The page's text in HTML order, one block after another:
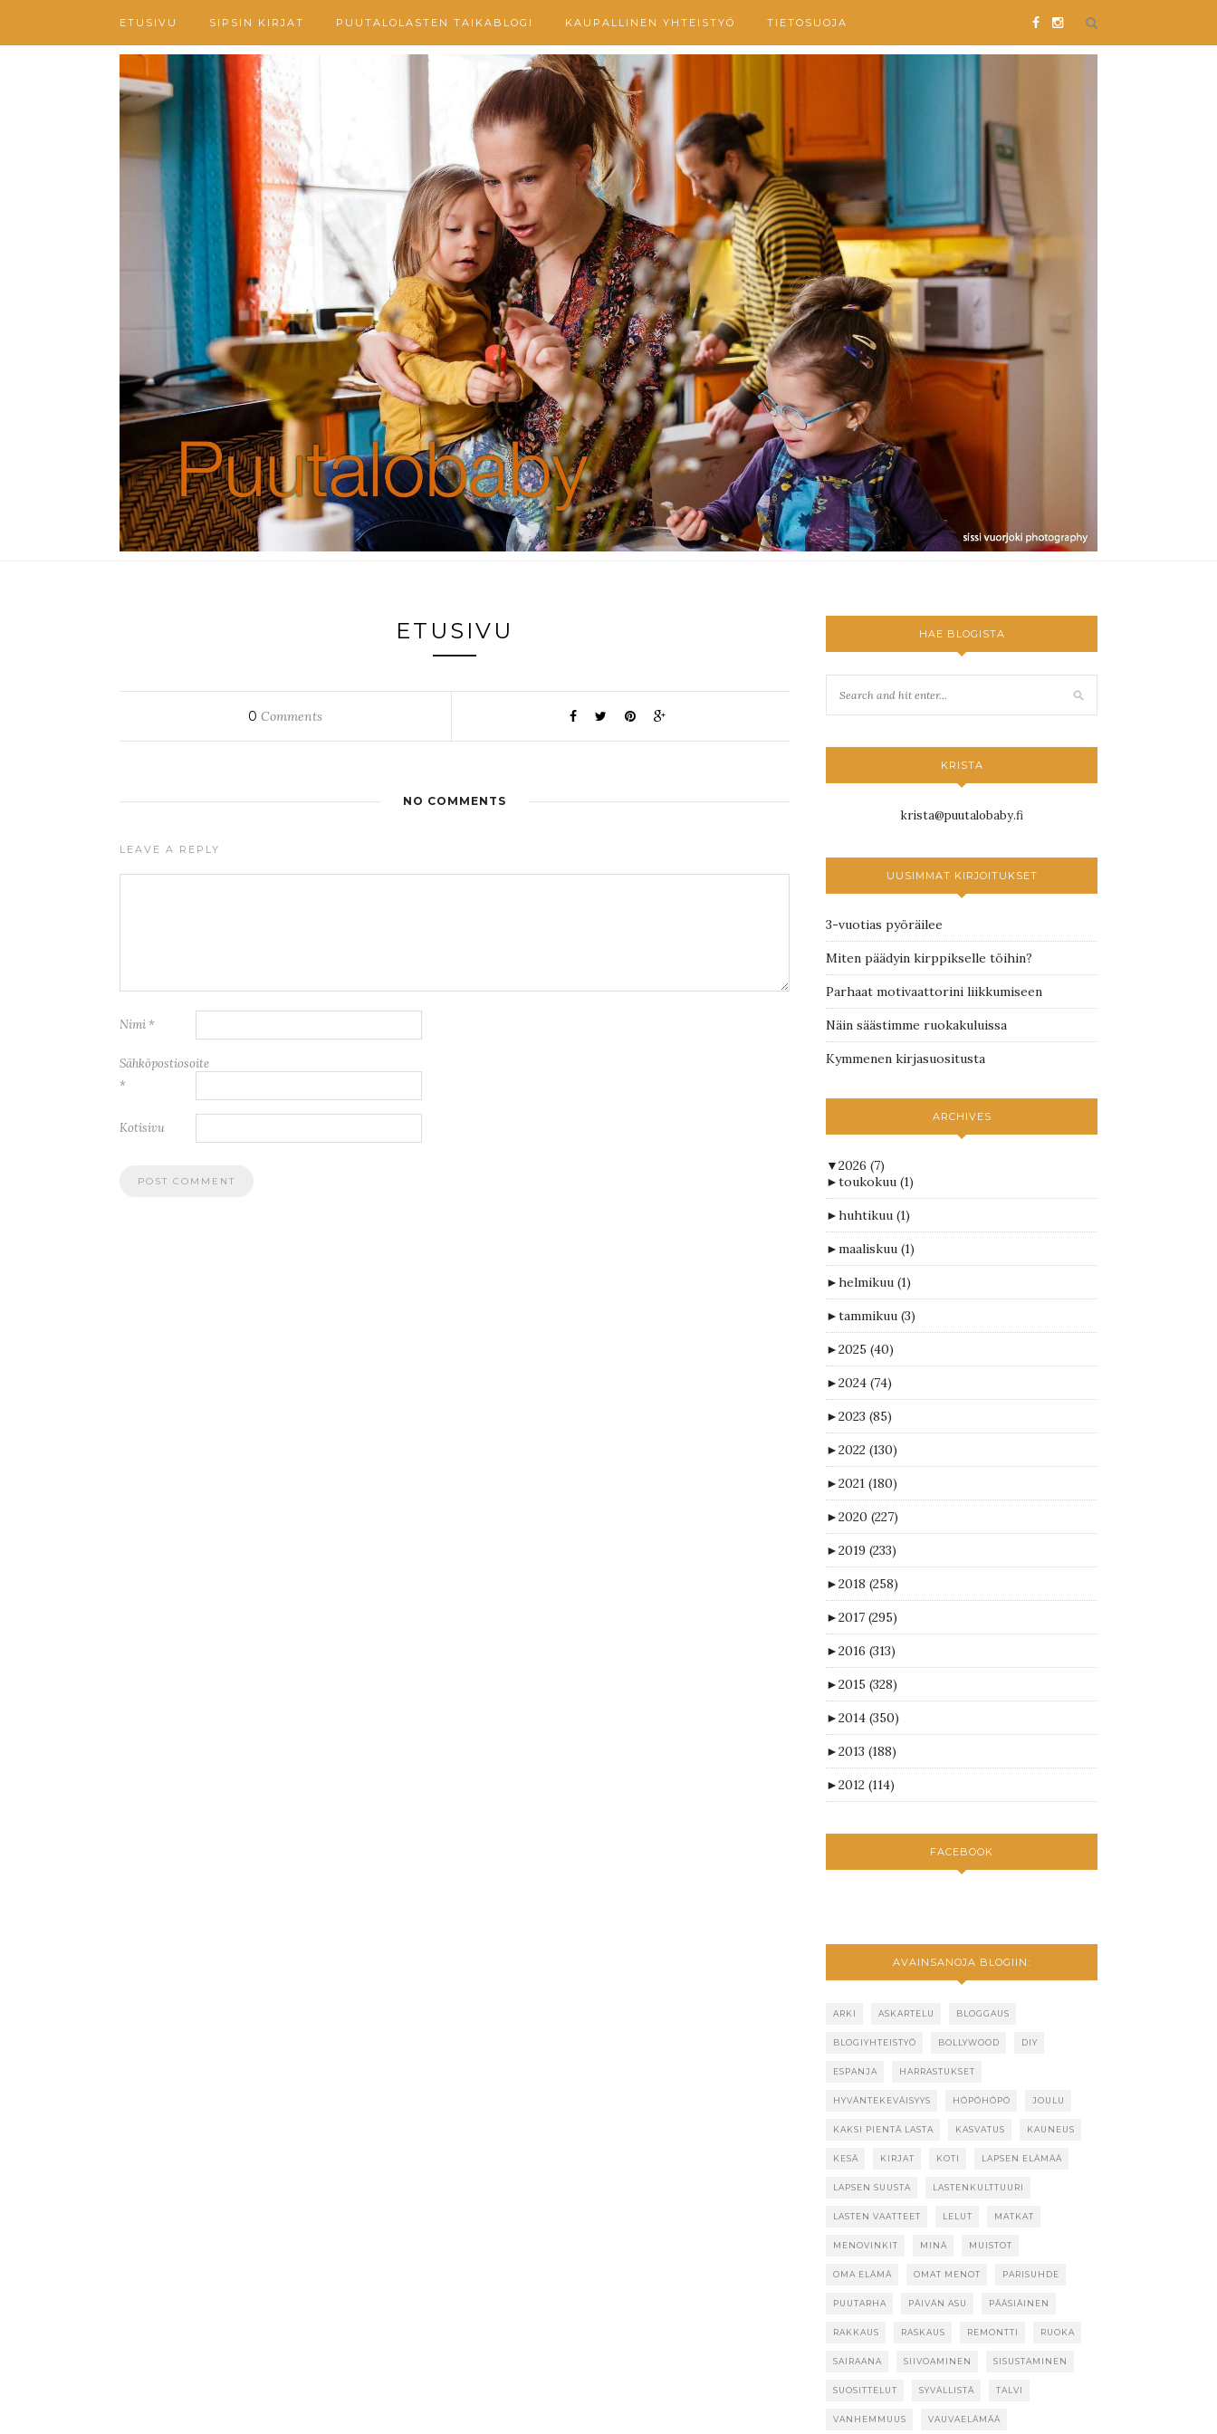
ETUSIVU SIPSIN KIRJAT PUUTALOLASTEN TAIKABLOGI KAUPALLINEN YHTEISTYÖ TIETOSUOJA
ETUSIVU
0 Comments
NO COMMENTS
LEAVE A REPLY
Nimi *
Sähköpostiosoite
*
Kotisivu
HAE BLOGISTA
KRISTA
krista@puutalobaby.fi
UUSIMMAT KIRJOITUKSET
3-vuotias pyöräilee
Miten päädyin kirppikselle töihin?
Parhaat motivaattorini liikkumiseen
Näin säästimme ruokakuluissa
Kymmenen kirjasuositusta
ARCHIVES
▼2026 (7)
►toukokuu (1)
►huhtikuu (1)
►maaliskuu (1)
►helmikuu (1)
►tammikuu (3)
►2025 (40)
►2024 (74)
►2023 (85)
►2022 (130)
►2021 (180)
►2020 (227)
►2019 (233)
►2018 (258)
►2017 (295)
►2016 (313)
►2015 (328)
►2014 (350)
►2013 (188)
►2012 (114)
FACEBOOK
AVAINSANOJA BLOGIIN:
ARKI ASKARTELU BLOGGAUS
BLOGIYHTEISTYÖ BOLLYWOOD DIY
ESPANJA HARRASTUKSET
HYVÄNTEKEVÄISYYS HÖPÖHÖPÖ JOULU
KAKSI PIENTÄ LASTA KASVATUS KAUNEUS
KESÄ KIRJAT KOTI LAPSEN ELÄMÄÄ
LAPSEN SUUSTA LASTENKULTTUURI
LASTEN VAATTEET LELUT MATKAT
MENOVINKIT MINÄ MUISTOT
OMA ELÄMÄ OMAT MENOT PARISUHDE
PUUTARHA PÄIVÄN ASU PÄÄSIÄINEN
RAKKAUS RASKAUS REMONTTI RUOKA
SAIRAANA SIIVOAMINEN SISUSTAMINEN
SUOSITTELUT SYVÄLLISTÄ TALVI
VANHEMMUUS VAUVAELÄMÄÄ